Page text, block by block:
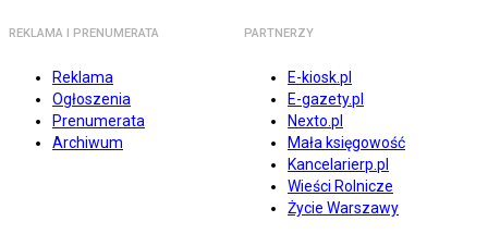
REKLAMA I PRENUMERATA
Reklama
Ogłoszenia
Prenumerata
Archiwum
PARTNERZY
E-kiosk.pl
E-gazety.pl
Nexto.pl
Mała księgowość
Kancelarierp.pl
Wieści Rolnicze
Życie Warszawy